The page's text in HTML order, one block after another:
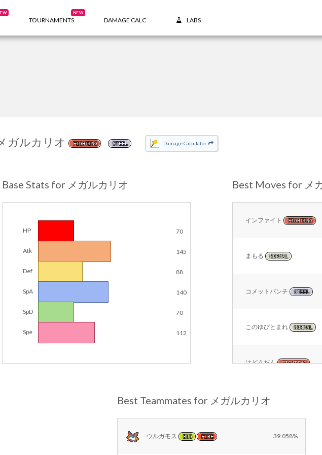
TOURNAMENTS
NEW
DAMAGE CALC LABS
ガルカリオ FIGHTING STEEL Damage Calculator
Base Stats for メガルカリオ
HP 70
Atk 145
Def 88
SpA 140
SpD 70
Spe 112
Best Moves for メ
インファイト FIGHTING
まもる NORMAL
コメットパンチ STEEL
このゆびとまれ NORMAL
はどうだん FIGHTING
ラスターカノン
ストーンエッジ ROCK
Best Teammates for メガルカリオ
ウルガモス BUG FIRE 39.058%